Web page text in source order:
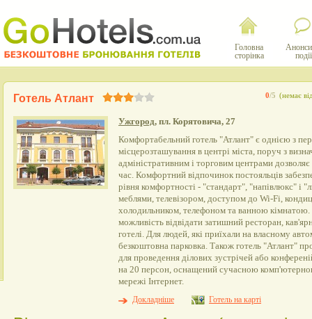
Головна
сторінка
події
0/5 (немає
Готель Атлант
Ужгород, пл. Корятовича, 27
Комфортабельний готель "Атлант" є однією з
місцерозташування в центрі міста, поруч з
адміністративним і торговим центрами
час. Комфортний відпочинок постояльців
рівня комфортності - "стандарт", "напівлюкс" і
меблями, телевізором, доступом до Wi-Fi,
холодильником, телефоном та ванною кімнатою.
можливість відвідати затишний ресторан,
готелі. Для людей, які приїхали на власному
безкоштовна парковка. Також готель "Атлант"
для проведення ділових зустрічей або
на 20 персон, оснащений сучасною
мережі Інтернет.
Докладніше
Готель на карті